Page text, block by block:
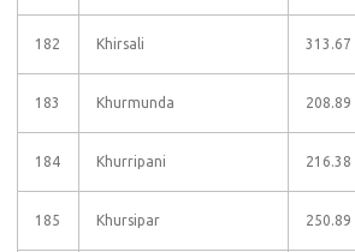
182 Khirsali 313.67
183 Khurmunda 208.89
184 Khurripani 216.38
185 Khursipar 250.89